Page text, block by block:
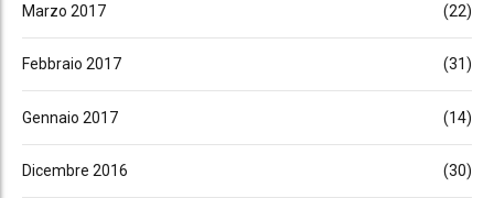
Marzo 2017 (22)
Febbraio 2017 (31)
Gennaio 2017 (14)
Dicembre 2016 (30)